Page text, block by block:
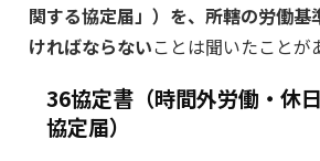
関する協定届」）を、所轄の労働基
ければならないことは聞いたことが
36協定書（時間外労働・休
協定届）